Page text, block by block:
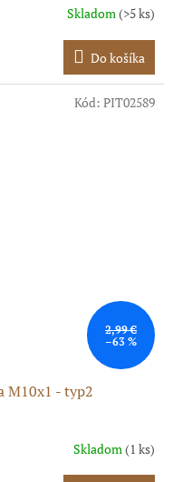
Skladom(>5 ks)
Do košíka
2,99 €
–63 %
M10x1 - typ2
Skladom(1 ks)
Kód: PIT02589